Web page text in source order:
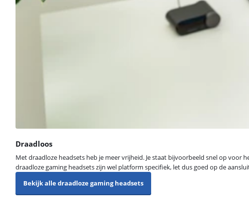
Draadloos
Met draadloze headsets heb je meer vrijheid. Je staat bijvoorbeeld snel op
draadloze gaming headsets zijn wel platform specifiek, let dus goed op de
Bekijk alle draadloze gaming headsets